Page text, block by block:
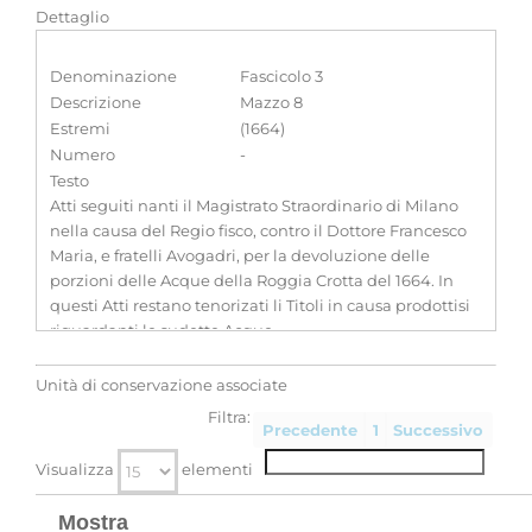
Dettaglio
Denominazione
Fascicolo 3
Descrizione
Mazzo 8
Estremi
(1664)
Numero
-
Testo
Atti seguiti nanti il Magistrato Straordinario di Milano
nella causa del Regio fisco, contro il Dottore Francesco
Maria, e fratelli Avogadri, per la devoluzione delle
porzioni delle Acque della Roggia Crotta del 1664. In
questi Atti restano tenorizati li Titoli in causa prodottisi
riguardanti le sudette Acque
Unità di conservazione associate
Precedente 1 Successivo
Visualizza elementi
Filtra:
Mostra